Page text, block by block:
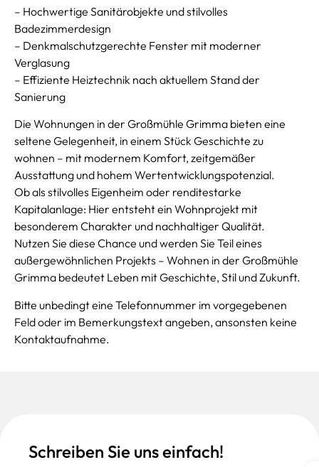
– Hochwertige Sanitärobjekte und stilvolles
Badezimmerdesign
– Denkmalschutzgerechte Fenster mit moderner
Verglasung
– Effiziente Heiztechnik nach aktuellem Stand der
Sanierung
Die Wohnungen in der Großmühle Grimma bieten eine
seltene Gelegenheit, in einem Stück Geschichte zu
wohnen – mit modernem Komfort, zeitgemäßer
Ausstattung und hohem Wertentwicklungspotenzial.
Ob als stilvolles Eigenheim oder renditestarke
Kapitalanlage: Hier entsteht ein Wohnprojekt mit
besonderem Charakter und nachhaltiger Qualität.
Nutzen Sie diese Chance und werden Sie Teil eines
außergewöhnlichen Projekts – Wohnen in der Großmühle
Grimma bedeutet Leben mit Geschichte, Stil und Zukunft.
Bitte unbedingt eine Telefonnummer im vorgegebenen
Feld oder im Bemerkungstext angeben, ansonsten keine
Kontaktaufnahme.
Schreiben Sie uns einfach!